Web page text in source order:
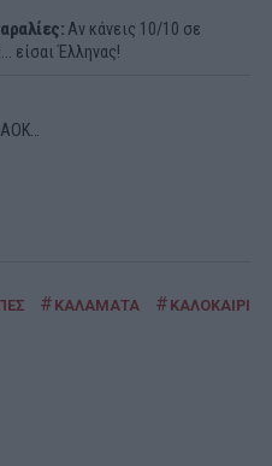
Αν κάνεις 10/10 σε
είσαι Έλληνας!
# ΚΑΛΑΜΑΤΑ # ΚΑΛΟΚΑΙΡΙ